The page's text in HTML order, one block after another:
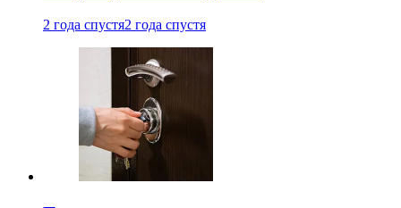
2 года спустя2 года спустя